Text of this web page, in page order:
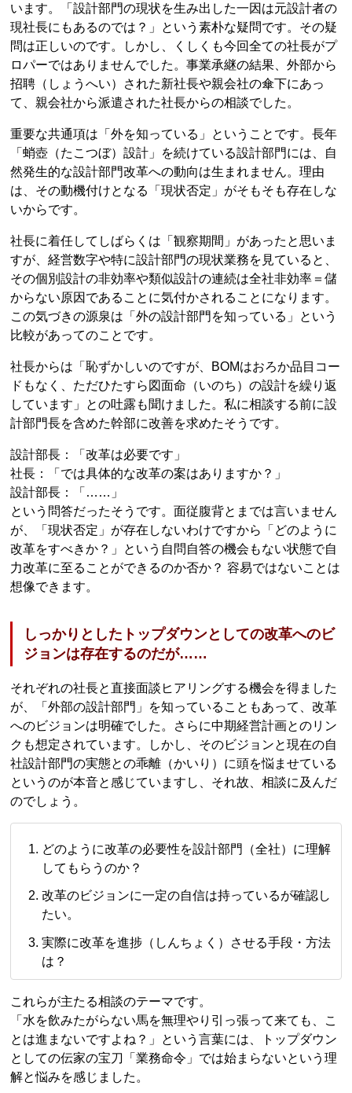
います。「設計部門の現状を生み出した一因は元設計者の
現社長にもあるのでは？」という素朴な疑問です。その疑
問は正しいのです。しかし、くしくも今回全ての社長がプ
ロパーではありませんでした。事業承継の結果、外部から
招聘（しょうへい）された新社長や親会社の傘下にあっ
て、親会社から派遣された社長からの相談でした。
重要な共通項は「外を知っている」ということです。長年
「蛸壺（たこつぼ）設計」を続けている設計部門には、自
然発生的な設計部門改革への動向は生まれません。理由
は、その動機付けとなる「現状否定」がそもそも存在しな
いからです。
社長に着任してしばらくは「観察期間」があったと思いま
すが、経営数字や特に設計部門の現状業務を見ていると、
その個別設計の非効率や類似設計の連続は全社非効率＝儲
からない原因であることに気付かされることになります。
この気づきの源泉は「外の設計部門を知っている」という
比較があってのことです。
社長からは「恥ずかしいのですが、BOMはおろか品目コー
ドもなく、ただひたすら図面命（いのち）の設計を繰り返
しています」との吐露も聞けました。私に相談する前に設
計部門長を含めた幹部に改善を求めたそうです。
設計部長：「改革は必要です」
社長：「では具体的な改革の案はありますか？」
設計部長：「……」
という問答だったそうです。面従腹背とまでは言いません
が、「現状否定」が存在しないわけですから「どのように
改革をすべきか？」という自問自答の機会もない状態で自
力改革に至ることができるのか否か？ 容易ではないことは
想像できます。
しっかりとしたトップダウンとしての改革へのビ
ジョンは存在するのだが……
それぞれの社長と直接面談ヒアリングする機会を得ました
が、「外部の設計部門」を知っていることもあって、改革
へのビジョンは明確でした。さらに中期経営計画とのリン
クも想定されています。しかし、そのビジョンと現在の自
社設計部門の実態との乖離（かいり）に頭を悩ませている
というのが本音と感じていますし、それ故、相談に及んだ
のでしょう。
どのように改革の必要性を設計部門（全社）に理解
してもらうのか？
改革のビジョンに一定の自信は持っているが確認し
たい。
実際に改革を進捗（しんちょく）させる手段・方法
は？
これらが主たる相談のテーマです。
「水を飲みたがらない馬を無理やり引っ張って来ても、こ
とは進まないですよね？」という言葉には、トップダウン
としての伝家の宝刀「業務命令」では始まらないという理
解と悩みを感じました。